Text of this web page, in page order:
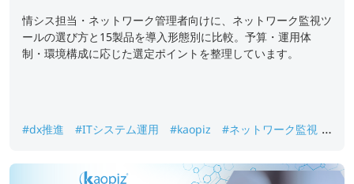
情シス担当・ネットワーク管理者向けに、ネットワーク監視ツ
ールの選び方と15製品を導入形態別に比較。予算・運用体
制・環境構成に応じた選定ポイントを整理しています。
#dx推進 #ITシステム運用 #kaopiz
#ネットワーク監視